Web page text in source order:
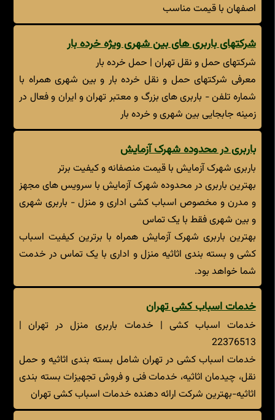
اصفهان با قیمت مناسب
شرکتهای باربری های بین شهری ویژه خرده بار
شرکتهای حمل و نقل تهران | حمل خرده بار
معرفی شرکتهای حمل و نقل خرده بار و بین شهری همراه با
شماره تلفن - باربری های بزرگ و معتبر تهران و ایران و فعال در
زمینه جابجایی بین شهری و خرده بار
باربری در محدوده شهرک آزمایش
باربری شهرک آزمایش با قیمت منصفانه و کیفیت برتر
بهترین باربری در محدوده شهرک آزمایش با سرویس های مجهز
و مدرن و مخصوص اسباب کشی اداری و منزل - باربری شهری
و بین شهری فقط با یک تماس
بهترین باربری شهرک آزمایش همراه با برترین کیفیت اسباب
کشی و بسته بندی اثاثیه منزل و اداری با یک تماس در خدمت
شما خواهد بود.
خدمات اسباب کشی تهران
خدمات اسباب کشی | خدمات باربری منزل در تهران |
22376513
خدمات اسباب کشی در تهران شامل بسته بندی اثاثیه و حمل
نقل، چیدمان اثاثیه، خدمات فنی و فروش تجهیزات بسته بندی
اثاثیه-بهترین شرکت ارائه دهنده خدمات اسباب کشی تهران